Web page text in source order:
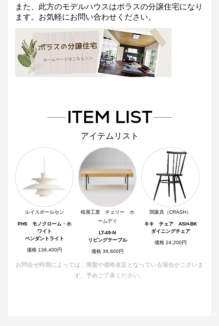
また、此方のモデルハウスはポラスの分譲住宅になり
ます。お気軽にお問い合わせください。
ITEM LIST
アイテムリスト
ルイスポールセン
PH5 モノクローム・ホ
ワイト
ペンダントライト
価格 136,400円
桜屋工業 チェリー ホ
ームデイ
LT-49-N
リビングテーブル
価格 39,600円
関家具（CRASH）
キキ チェア ASH-BK
ダイニングチェア
価格 24,200円
お問合せ時期によっては、廃盤や価格改定となっている場合がございま
す。予めご了承ください。